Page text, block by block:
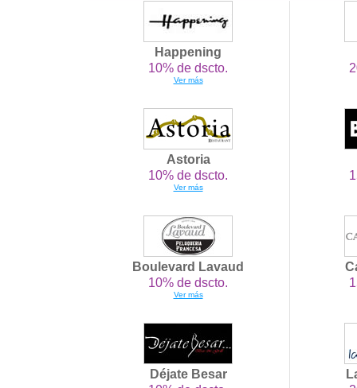
Happening
10% de dscto.
Ver más
Astoria
10% de dscto.
Ver más
Boulevard Lavaud
10% de dscto.
Ver más
Déjate Besar